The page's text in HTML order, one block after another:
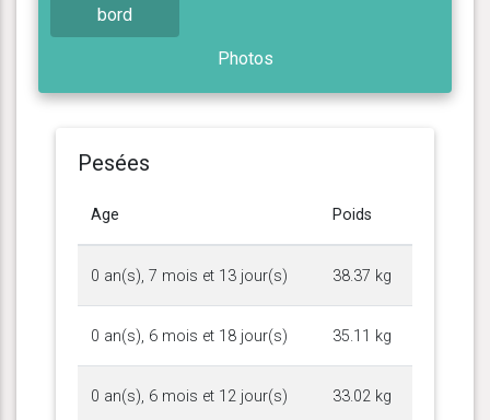
bord
Photos
Pesées
Age Poids
0 an(s), 7 mois et 13 jour(s) 38.37 kg
0 an(s), 6 mois et 18 jour(s) 35.11 kg
0 an(s), 6 mois et 12 jour(s) 33.02 kg